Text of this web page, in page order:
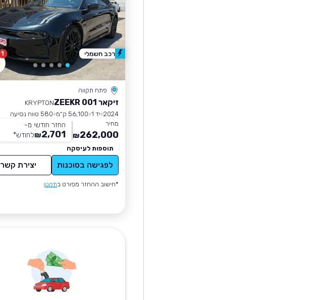
1
פתח תקווה
זיקאר ZEEKR 001
KRYPTON
2024 יד 1 56,100 ק״מ
580 טווח נסיעה
מחיר
262,000
₪
החזר חודשי מ-
2,701
₪לחודש*
תוספות לעיסקה
לפגישה בסוכנות יצירת קשר
*חישוב ההחזר מפורט בתקנון
רכב חשמלי